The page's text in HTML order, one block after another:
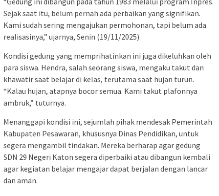
Sejak saat itu, belum pernah ada perbaikan yang signifikan.
Kami sudah sering mengajukan permohonan, tapi belum ada
realisasinya,” ujarnya, Senin (19/11/2025).
Kondisi gedung yang memprihatinkan ini juga dikeluhkan oleh
para siswa. Hendra, salah seorang siswa, mengaku takut dan
khawatir saat belajar di kelas, terutama saat hujan turun.
“Kalau hujan, atapnya bocor semua. Kami takut plafonnya
ambruk,” tuturnya.
Menanggapi kondisi ini, sejumlah pihak mendesak Pemerintah
Kabupaten Pesawaran, khususnya Dinas Pendidikan, untuk
segera mengambil tindakan. Mereka berharap agar gedung
SDN 29 Negeri Katon segera diperbaiki atau dibangun kembali
agar kegiatan belajar mengajar dapat berjalan dengan lancar
dan aman.